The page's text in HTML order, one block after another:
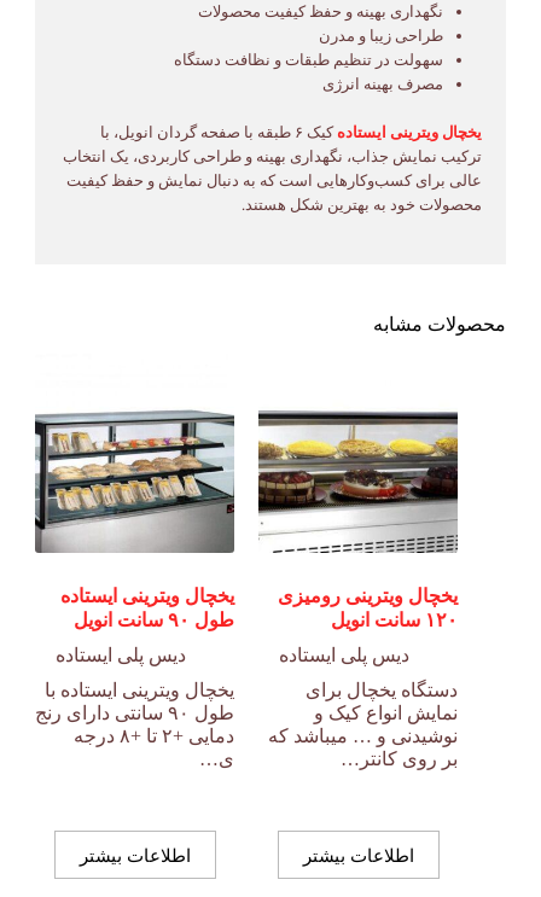
نگهداری بهینه و حفظ کیفیت محصولات
طراحی زیبا و مدرن
سهولت در تنظیم طبقات و نظافت دستگاه
مصرف بهینه انرژی
یخچال ویترینی ایستاده
کیک ۶ طبقه با صفحه گردان انویل، با
ترکیب نمایش جذاب، نگهداری بهینه و طراحی کاربردی، یک انتخاب
عالی برای کسب‌وکارهایی است که به دنبال نمایش و حفظ کیفیت
محصولات خود به بهترین شکل هستند.
محصولات مشابه
یخچال ویترینی رومیزی
۱۲۰ سانت انویل
دیس پلی ایستاده
دستگاه یخچال برای
نمایش انواع کیک و
نوشیدنی و … میباشد که
بر روی کانتر…
اطلاعات بیشتر
یخچال ویترینی ایستاده
طول ۹۰ سانت انویل
دیس پلی ایستاده
یخچال ویترینی ایستاده با
طول ۹۰ سانتی دارای رنج
دمایی +۲ تا +۸ درجه
ی…
اطلاعات بیشتر